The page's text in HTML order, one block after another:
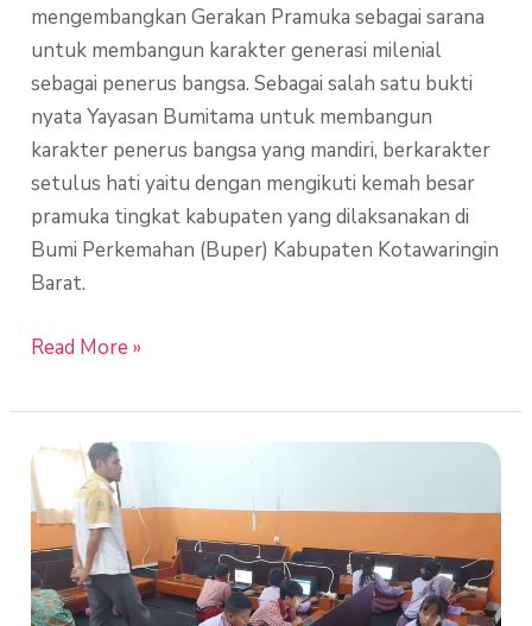
mengembangkan Gerakan Pramuka sebagai sarana
untuk membangun karakter generasi milenial
sebagai penerus bangsa. Sebagai salah satu bukti
nyata Yayasan Bumitama untuk membangun
karakter penerus bangsa yang mandiri, berkarakter
setulus hati yaitu dengan mengikuti kemah besar
pramuka tingkat kabupaten yang dilaksanakan di
Bumi Perkemahan (Buper) Kabupaten Kotawaringin
Barat.
Read More »
Asesmen
Nasional
Berbasis
Komputer
(ANBK)